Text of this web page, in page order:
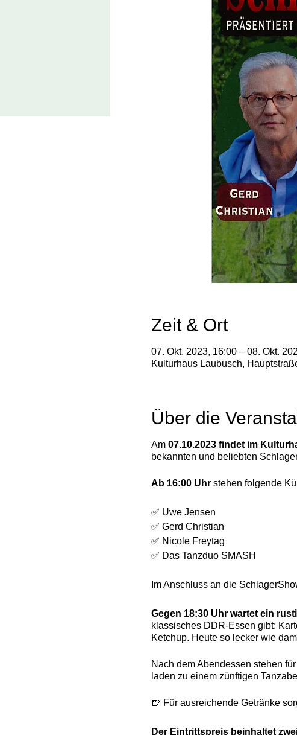
Zeit & Ort
07. Okt. 2023, 16:00 – 08. Okt.
Kulturhaus Laubusch,
Über die
Am 07.10.2023 findet im
bekannten und beliebten
Ab 16:00 Uhrstehen folgende
✅ Uwe Jensen
✅ Gerd Christian
✅ Nicole Freytag
✅ Das Tanzduo SMASH
Im Anschluss an die
Gegen 18:30 Uhr wartet ein
klassisches DDR-Essen gibt:
Ketchup. Heute so lecker wie
Nach dem Abendessen stehen
laden zu einem zünftigen
🍺 Für ausreichende Getränke
Der Eintrittspreis beinhaltet